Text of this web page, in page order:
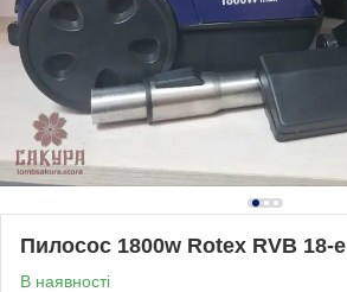
Пилосос 1800w Rotex RVB 18-e
В наявності